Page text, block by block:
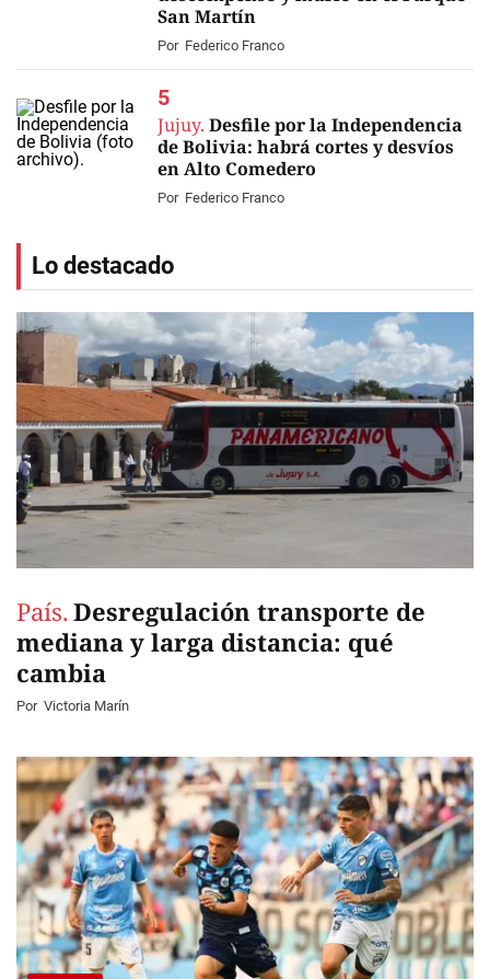
San Martín
Por Federico Franco
Jujuy. Desfile por la Independencia
de Bolivia: habrá cortes y desvíos
en Alto Comedero
Por Federico Franco
Lo destacado
País. Desregulación transporte de
mediana y larga distancia: qué
cambia
Por Victoria Marín